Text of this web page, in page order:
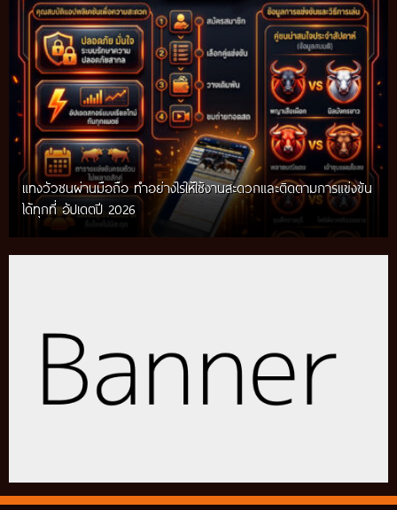
แทงวัวชนผ่านมือถือ ทำอย่างไรให้ใช้งานสะดวกและติดตามการแข่งขัน
ได้ทุกที่ อัปเดตปี 2026